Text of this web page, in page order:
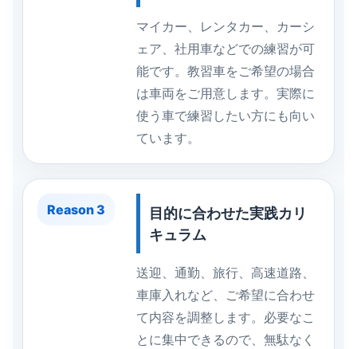
マイカー、レンタカー、カーシ
ェア、社用車などでの練習が可
能です。教習車をご希望の場合
は車両をご用意します。実際に
使う車で練習したい方にも向い
ています。
Reason 3
目的に合わせた実践カリ
キュラム
送迎、通勤、旅行、高速道路、
車庫入れなど、ご希望に合わせ
て内容を調整します。必要なこ
とに集中できるので、無駄なく